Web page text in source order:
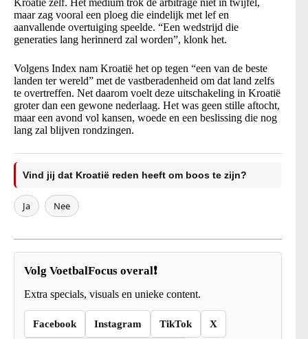
Kroatië zelf. Het medium trok de arbitrage niet in twijfel,
maar zag vooral een ploeg die eindelijk met lef en
aanvallende overtuiging speelde. “Een wedstrijd die
generaties lang herinnerd zal worden”, klonk het.
Volgens Index nam Kroatië het op tegen “een van de beste
landen ter wereld” met de vastberadenheid om dat land zelfs
te overtreffen. Net daarom voelt deze uitschakeling in Kroatië
groter dan een gewone nederlaag. Het was geen stille aftocht,
maar een avond vol kansen, woede en een beslissing die nog
lang zal blijven rondzingen.
Vind jij dat Kroatië reden heeft om boos te zijn?
Ja Nee
Volg VoetbalFocus overal❗
Extra specials, visuals en unieke content.
Facebook Instagram TikTok X